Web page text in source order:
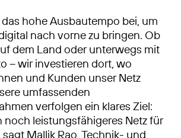
das hohe Ausbautempo bei, um
nach vorne zu bringen. Ob
dem Land oder unterwegs mit
– wir investieren dort, wo
und Kunden unser Netz
umfassenden
verfolgen ein klares Ziel:
noch leistungsfähigeres Netz für
sagt Mallik Rao, Technik- und